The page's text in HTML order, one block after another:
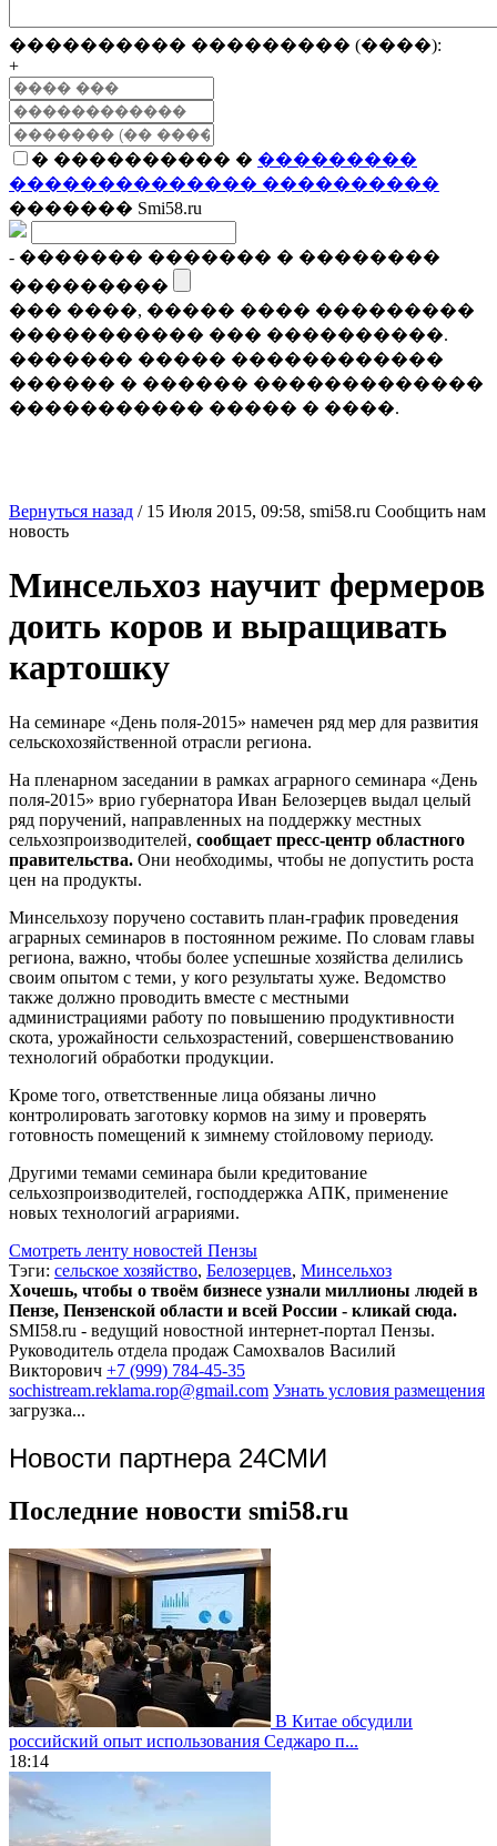
���������� ��������� (����):
+
� ���������� � ���������
�������������� ����������
������� Smi58.ru
- ������� ������� � ��������
���������
��� ����, ����� ���� ���������
����������� ��� ����������.
������� ����� ������������
������ � ������ �������������
����������� ����� � ����.
Вернуться назад / 15 Июля 2015, 09:58, smi58.ru Сообщить нам
новость
Минсельхоз научит фермеров
доить коров и выращивать
картошку
На семинаре «День поля-2015» намечен ряд мер для развития
сельскохозяйственной отрасли региона.
На пленарном заседании в рамках аграрного семинара «День
поля-2015» врио губернатора Иван Белозерцев выдал целый
ряд поручений, направленных на поддержку местных
сельхозпроизводителей, сообщает пресс-центр областного
правительства. Они необходимы, чтобы не допустить роста
цен на продукты.
Минсельхозу поручено составить план-график проведения
аграрных семинаров в постоянном режиме. По словам главы
региона, важно, чтобы более успешные хозяйства делились
своим опытом с теми, у кого результаты хуже. Ведомство
также должно проводить вместе с местными
администрациями работу по повышению продуктивности
скота, урожайности сельхозрастений, совершенствованию
технологий обработки продукции.
Кроме того, ответственные лица обязаны лично
контролировать заготовку кормов на зиму и проверять
готовность помещений к зимнему стойловому периоду.
Другими темами семинара были кредитование
сельхозпроизводителей, господдержка АПК, применение
новых технологий аграриями.
Смотреть ленту новостей Пензы
Тэги: сельское хозяйство, Белозерцев, Минсельхоз
Хочешь, чтобы о твоём бизнесе узнали миллионы людей в
Пензе, Пензенской области и всей России - кликай сюда.
SMI58.ru - ведущий новостной интернет-портал Пензы.
Руководитель отдела продаж Самохвалов Василий
Викторович +7 (999) 784-45-35
sochistream.reklama.rop@gmail.com Узнать условия размещения
загрузка...
Новости партнера 24СМИ
Последние новости smi58.ru
В Китае обсудили
российский опыт использования Седжаро п...
18:14